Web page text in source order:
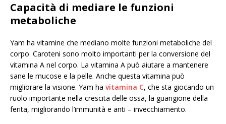
Capacità di mediare le funzioni
metaboliche
Yam ha vitamine che mediano molte funzioni metaboliche del
corpo. Caroteni sono molto importanti per la conversione del
vitamina A nel corpo. La vitamina A può aiutare a mantenere
sane le mucose e la pelle. Anche questa vitamina può
migliorare la visione. Yam ha vitamina C, che sta giocando un
ruolo importante nella crescita delle ossa, la guarigione della
ferita, migliorando l’immunità e anti – invecchiamento.